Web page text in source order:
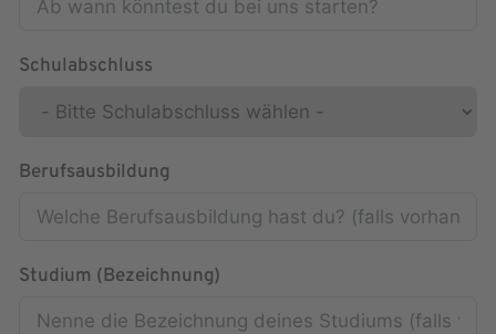
Schulabschluss
Berufsausbildung
Studium (Bezeichnung)